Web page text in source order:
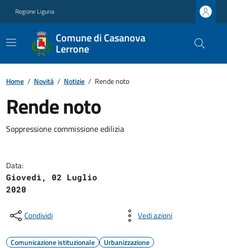
Regione Liguria
Comune di Casanova
Lerrone
Home / Novità / Notizie / Rende noto
Rende noto
Soppressione commissione edilizia
Data:
Giovedì, 02 Luglio
2020
Condividi Vedi azioni
Comunicazione istituzionale Urbanizzazione